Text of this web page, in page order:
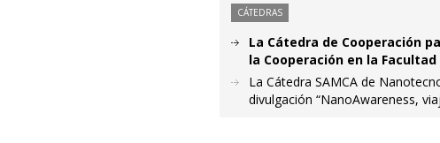
CÁTEDRAS
La Cátedra de Cooperación
la Cooperación en la
La Cátedra SAMCA de
divulgación “NanoAwareness,